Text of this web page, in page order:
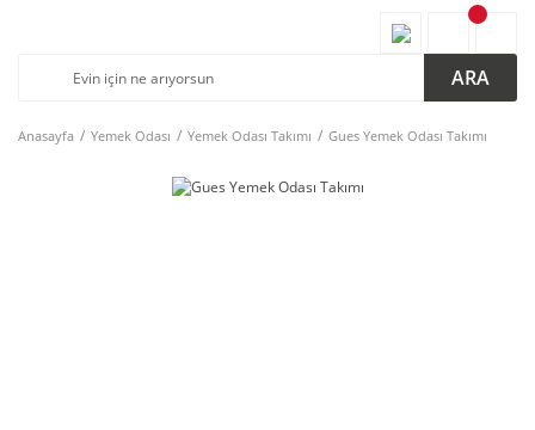
ARA
Anasayfa Yemek Odası Yemek Odası Takımı Gues Yemek Odası Takımı